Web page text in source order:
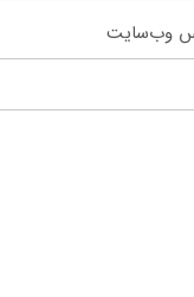
وب‌سایت